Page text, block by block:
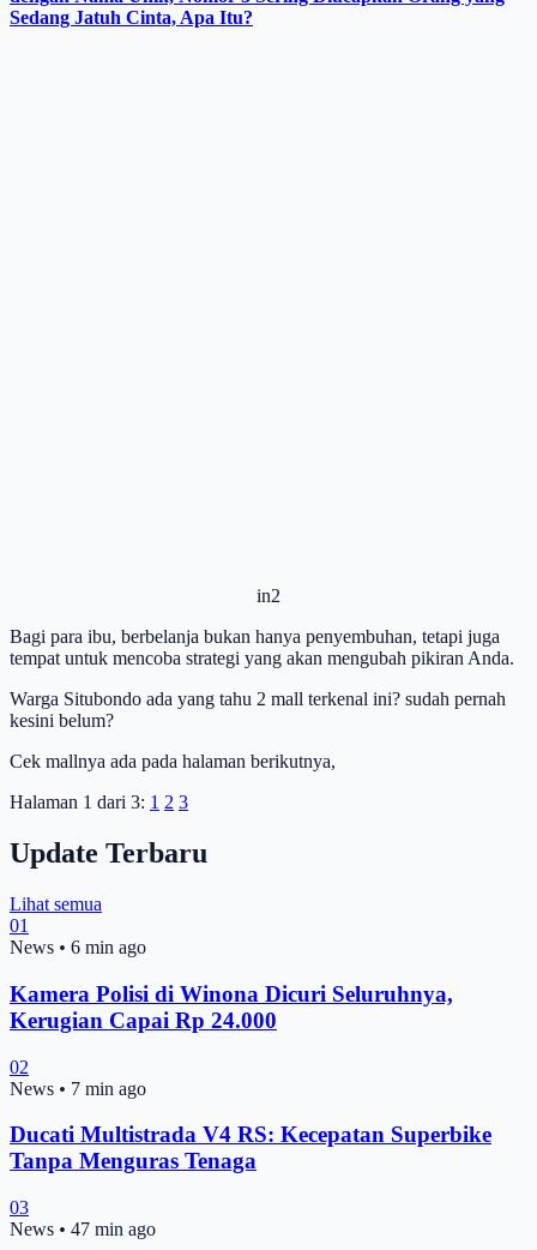
Sedang Jatuh Cinta, Apa Itu?
in2
Bagi para ibu, berbelanja bukan hanya penyembuhan, tetapi juga
tempat untuk mencoba strategi yang akan mengubah pikiran Anda.
Warga Situbondo ada yang tahu 2 mall terkenal ini? sudah pernah
kesini belum?
Cek mallnya ada pada halaman berikutnya,
Halaman 1 dari 3: 1 2 3
Update Terbaru
Lihat semua
01
News • 6 min ago
Kamera Polisi di Winona Dicuri Seluruhnya,
Kerugian Capai Rp 24.000
02
News • 7 min ago
Ducati Multistrada V4 RS: Kecepatan Superbike
Tanpa Menguras Tenaga
03
News • 47 min ago